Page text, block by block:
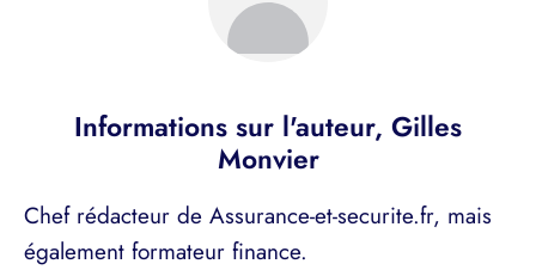
Informations sur l'auteur, Gilles
Monvier
Chef rédacteur de Assurance-et-securite.fr, mais
également formateur finance.